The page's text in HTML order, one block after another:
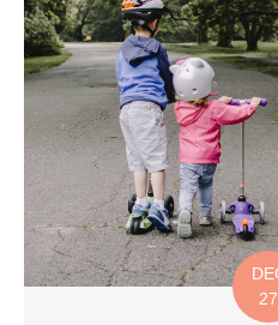
27